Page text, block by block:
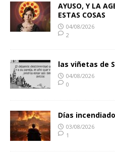
AYUSO, Y LA
ESTAS COSAS
04/08/2026
2
las viñetas de
04/08/2026
0
Días
03/08/2026
1